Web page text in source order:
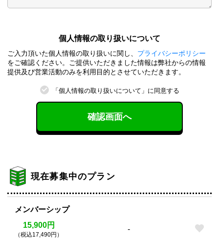
個⼈情報の取り扱いについて
ご⼊⼒頂いた個⼈情報の取り扱いに関し、 プライバシーポリシー
をご確認ください。ご提供いただきました情報は弊社からの情報
提供及び営業活動のみを利⽤⽬的とさせていただきます。
「個⼈情報の取り扱いについて」に同意する
確認画面へ
現在募集中のプラン
メンバーシップ
15,900円
（税込17,490円）
-